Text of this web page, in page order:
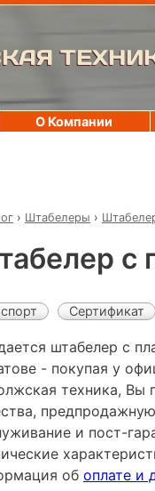
› Штабелеры ›
с
Сертификат
штабелер с
- покупая у
техника, Вы
и пост-
об оплате и
О Компании